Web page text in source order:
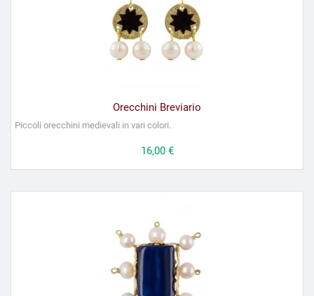
Orecchini Breviario
Piccoli orecchini medievali in vari colori.
Prezzo
16,00 €